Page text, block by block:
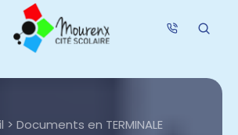
> Documents en TERMINALE